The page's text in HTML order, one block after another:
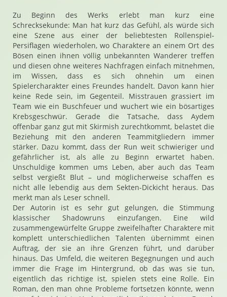
Zu Beginn des Werks erlebt man kurz eine
Schrecksekunde: Man hat kurz das Gefühl, als würde sich
eine Szene aus einer der beliebtesten Rollenspiel-
Persiflagen wiederholen, wo Charaktere an einem Ort des
Bösen einen ihnen völlig unbekannten Wanderer treffen
und diesen ohne weiteres Nachfragen einfach mitnehmen,
im Wissen, dass es sich ohnehin um einen
Spielercharakter eines Freundes handelt. Davon kann hier
keine Rede sein, im Gegenteil. Misstrauen grassiert im
Team wie ein Buschfeuer und wuchert wie ein bösartiges
Krebsgeschwür. Gerade die Tatsache, dass Aydem
offenbar ganz gut mit Skirmish zurechtkommt, belastet die
Beziehung mit den anderen Teammitgliedern immer
stärker. Dazu kommt, dass der Run weit schwieriger und
gefährlicher ist, als alle zu Beginn erwartet haben.
Unschuldige kommen ums Leben, aber auch das Team
selbst vergießt Blut – und möglicherweise schaffen es
nicht alle lebendig aus dem Sekten-Dickicht heraus. Das
merkt man als Leser schnell.
Der Autorin ist es sehr gut gelungen, die Stimmung
klassischer Shadowruns einzufangen. Eine wild
zusammengewürfelte Gruppe zweifelhafter Charaktere mit
komplett unterschiedlichen Talenten übernimmt einen
Auftrag, der sie an ihre Grenzen führt, und darüber
hinaus. Das Umfeld, die weiteren Begegnungen und auch
immer die Frage im Hintergrund, ob das was sie tun,
eigentlich das richtige ist, spielen stets eine Rolle. Ein
Roman, den man ohne Probleme fortsetzen könnte, wenn